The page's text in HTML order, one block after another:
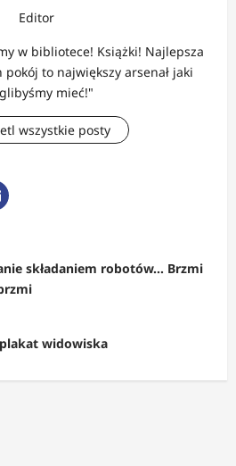
Editor
w bibliotece! Książki! Najlepsza
to największy arsenał jaki
mieć!"
wszystkie posty
składaniem robotów… Brzmi
widowiska